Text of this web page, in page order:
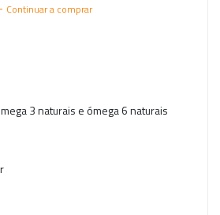
Continuar a comprar
3 naturais e ómega 6 naturais